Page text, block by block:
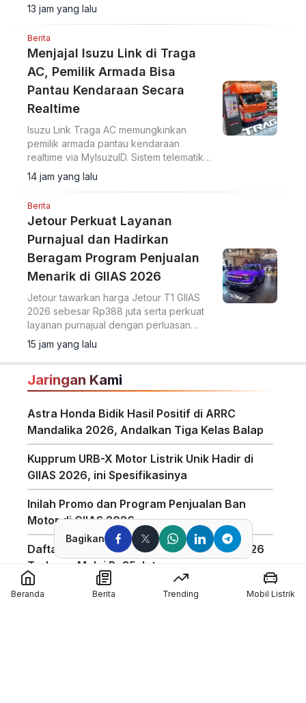
13 jam yang lalu
Berita
Menjajal Isuzu Link di Traga
AC, Pemilik Armada Bisa
Pantau Kendaraan Secara
Realtime
Isuzu Link Traga AC memungkinkan
pemilik armada pantau kendaraan
realtime via MyIsuzuID. Sistem telematika
ini pantau lokasi, kecepatan, dan
operasional kendaraan.
14 jam yang lalu
Berita
Jetour Perkuat Layanan
Purnajual dan Hadirkan
Beragam Program Penjualan
Menarik di GIIAS 2026
Jetour tawarkan harga Jetour T1 GIIAS
2026 sebesar Rp388 juta serta perkuat
layanan purnajual dengan perluasan
jaringan dealer hingga 40 showroom di
GIIAS 2026.
15 jam yang lalu
Jaringan Kami
Astra Honda Bidik Hasil Positif di ARRC
Mandalika 2026, Andalkan Tiga Kelas Balap
Kupprum URB-X Motor Listrik Unik Hadir di
GIIAS 2026, ini Spesifikasinya
Inilah Promo dan Program Penjualan Ban
Motor di GIIAS 2026
Daftar Harga Honda PCX 160 Agustus 2026
Terbaru, Mulai Rp35 Jutaan
Penggunaan Boost Charge ALVA Naik Tajam,
Bagikan
Beranda Berita Trending Mobil Listrik